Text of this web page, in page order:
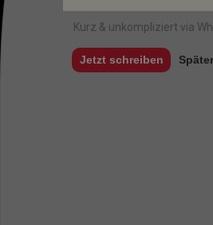
Kurz & unkompliziert via
Jetzt schreiben Später